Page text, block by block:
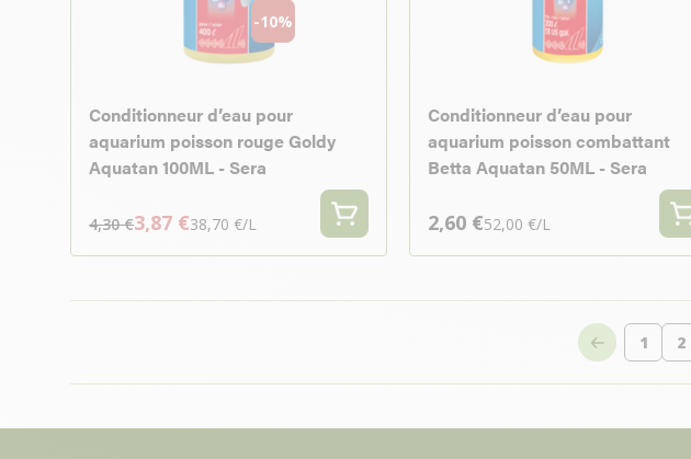
-10%
Conditionneur d’eau pour
aquarium poisson rouge Goldy
Aquatan 100ML - Sera
4,30 €3,87 €38,70 €/L
Conditionneur d’eau pour
aquarium poisson combattant
Betta Aquatan 50ML - Sera
2,60 €52,00 €/L
Page
1 2